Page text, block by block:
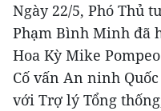
Ngày 22/5, Phó Thủ
Phạm Bình Minh đã
Hoa Kỳ Mike
Cố vấn An ninh
với Trợ lý Tổng